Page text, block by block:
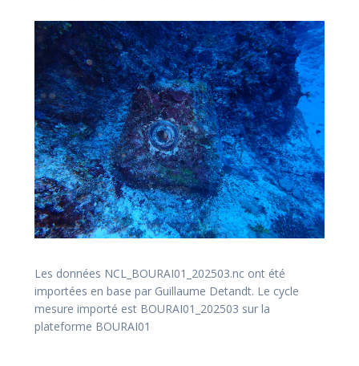
Les données NCL_BOURAI01_202503.nc ont été
importées en base par Guillaume Detandt. Le cycle
mesure importé est BOURAI01_202503 sur la
plateforme BOURAI01